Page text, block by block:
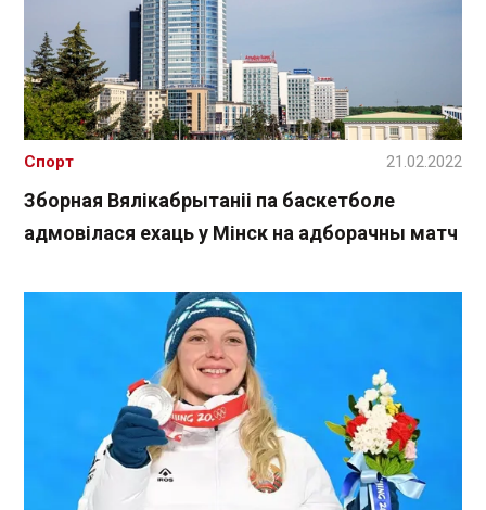
Зборная Вялікабрытаніі па баскетболе
адмовілася ехаць у Мінск на адборачны матч
Спорт 21.02.2022